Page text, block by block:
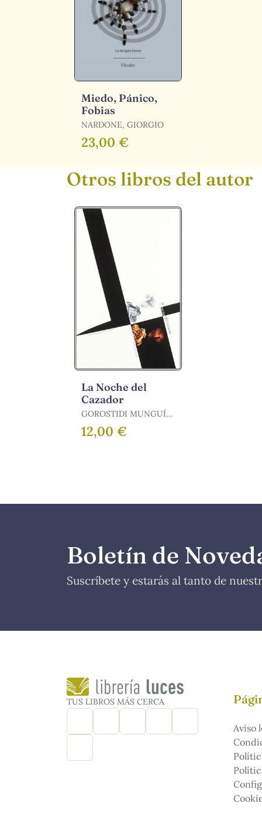
Miedo, Pánico,
Fobias
NARDONE, GIORGIO
23,00 €
Otros libros del autor
La Noche del
Cazador
GOROSTIDI MUNGUÍA,
JUAN
12,00 €
Boletín de
Suscríbete y estarás al tanto de
TUS LIBROS MÁS CERCA
Aviso